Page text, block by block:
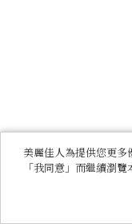
美麗佳人為提供您更多
「我同意」而繼續瀏